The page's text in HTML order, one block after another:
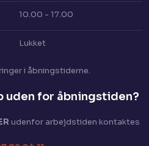
10.00 - 17.00
Lukket
i åbningstiderne.
uden for åbningstiden?​
​ udenfor arbejdstiden kontaktes